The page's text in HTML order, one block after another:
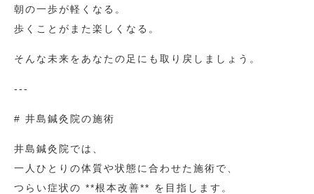
朝の一歩が軽くなる。
歩くことがまた楽しくなる。
そんな未来をあなたの足にも取り戻しましょう。
---
# 井島鍼灸院の施術
井島鍼灸院では、
一人ひとりの体質や状態に合わせた施術で、
つらい症状の **根本改善** を目指します。